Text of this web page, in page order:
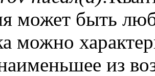
может быть
можно
из